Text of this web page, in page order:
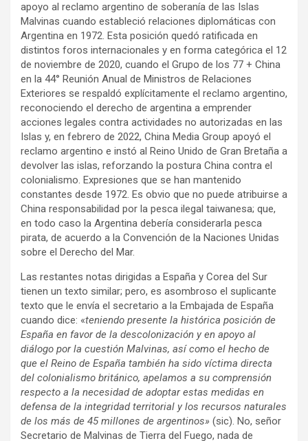
apoyo al reclamo argentino de soberanía de las Islas
Malvinas cuando estableció relaciones diplomáticas con
Argentina en 1972. Esta posición quedó ratificada en
distintos foros internacionales y en forma categórica el 12
de noviembre de 2020, cuando el Grupo de los 77 + China
en la 44° Reunión Anual de Ministros de Relaciones
Exteriores se respaldó explícitamente el reclamo argentino,
reconociendo el derecho de argentina a emprender
acciones legales contra actividades no autorizadas en las
Islas y, en febrero de 2022, China Media Group apoyó el
reclamo argentino e instó al Reino Unido de Gran Bretaña a
devolver las islas, reforzando la postura China contra el
colonialismo. Expresiones que se han mantenido
constantes desde 1972. Es obvio que no puede atribuirse a
China responsabilidad por la pesca ilegal taiwanesa; que,
en todo caso la Argentina debería considerarla pesca
pirata, de acuerdo a la Convención de la Naciones Unidas
sobre el Derecho del Mar.
Las restantes notas dirigidas a España y Corea del Sur
tienen un texto similar; pero, es asombroso el suplicante
texto que le envía el secretario a la Embajada de España
cuando dice: «teniendo presente la histórica posición de
España en favor de la descolonización y en apoyo al
diálogo por la cuestión Malvinas, así como el hecho de
que el Reino de España también ha sido víctima directa
del colonialismo británico, apelamos a su comprensión
respecto a la necesidad de adoptar estas medidas en
defensa de la integridad territorial y los recursos naturales
de los más de 45 millones de argentinos» (sic). No, señor
Secretario de Malvinas de Tierra del Fuego, nada de